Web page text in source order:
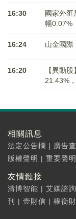
16:30
國家外
幅0.07%
16:24 山金國際
16:20
【異動
21.43%
相關訊息
法定公告欄 | 廣告
版權聲明 | 重要聲明
友情鏈接
清博智能 | 艾媒諮詢
刊
| 壹財信 | 權衡